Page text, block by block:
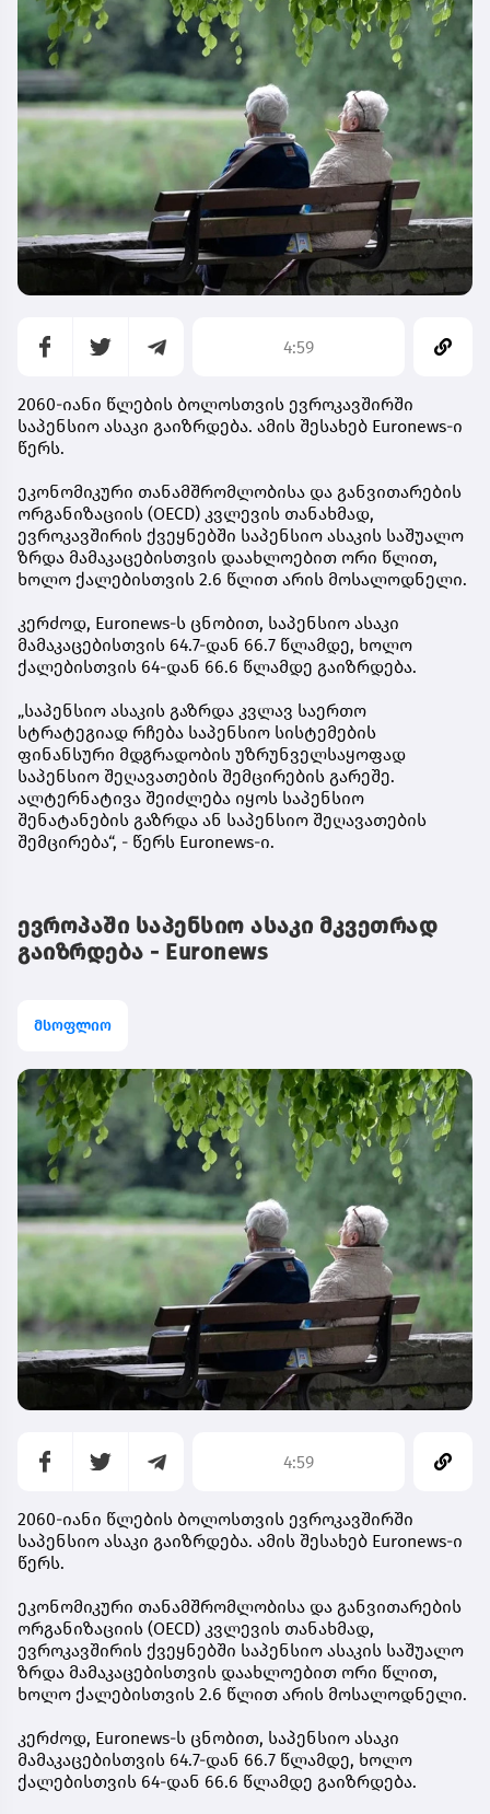
4:59
2060-იანი წლების ბოლოსთვის ევროკავშირში
საპენსიო ასაკი გაიზრდება. ამის შესახებ Euronews-ი
წერს.
ეკონომიკური თანამშრომლობისა და განვითარების
ორგანიზაციის (OECD) კვლევის თანახმად,
ევროკავშირის ქვეყნებში საპენსიო ასაკის საშუალო
ზრდა მამაკაცებისთვის დაახლოებით ორი წლით,
ხოლო ქალებისთვის 2.6 წლით არის მოსალოდნელი.
კერძოდ, Euronews-ს ცნობით, საპენსიო ასაკი
მამაკაცებისთვის 64.7-დან 66.7 წლამდე, ხოლო
ქალებისთვის 64-დან 66.6 წლამდე გაიზრდება.
„საპენსიო ასაკის გაზრდა კვლავ საერთო
სტრატეგიად რჩება საპენსიო სისტემების
ფინანსური მდგრადობის უზრუნველსაყოფად
საპენსიო შეღავათების შემცირების გარეშე.
ალტერნატივა შეიძლება იყოს საპენსიო
შენატანების გაზრდა ან საპენსიო შეღავათების
შემცირება“, - წერს Euronews-ი.
ევროპაში საპენსიო ასაკი მკვეთრად
გაიზრდება - Euronews
მსოფლიო
4:59
2060-იანი წლების ბოლოსთვის ევროკავშირში
საპენსიო ასაკი გაიზრდება. ამის შესახებ Euronews-ი
წერს.
ეკონომიკური თანამშრომლობისა და განვითარების
ორგანიზაციის (OECD) კვლევის თანახმად,
ევროკავშირის ქვეყნებში საპენსიო ასაკის საშუალო
ზრდა მამაკაცებისთვის დაახლოებით ორი წლით,
ხოლო ქალებისთვის 2.6 წლით არის მოსალოდნელი.
კერძოდ, Euronews-ს ცნობით, საპენსიო ასაკი
მამაკაცებისთვის 64.7-დან 66.7 წლამდე, ხოლო
ქალებისთვის 64-დან 66.6 წლამდე გაიზრდება.